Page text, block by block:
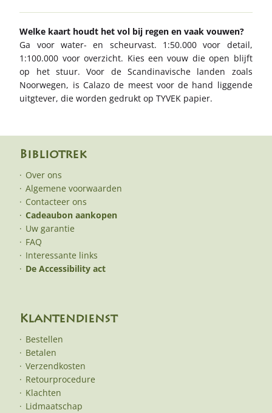
Welke kaart houdt het vol bij regen en vaak vouwen?
Ga voor water- en scheurvast. 1:50.000 voor detail,
1:100.000 voor overzicht. Kies een vouw die open blijft
op het stuur. Voor de Scandinavische landen zoals
Noorwegen, is Calazo de meest voor de hand liggende
uitgtever, die worden gedrukt op TYVEK papier.
Bibliotrek
Over ons
Algemene voorwaarden
Contacteer ons
Cadeaubon aankopen
Uw garantie
FAQ
Interessante links
De Accessibility act
Klantendienst
Bestellen
Betalen
Verzendkosten
Retourprocedure
Klachten
Lidmaatschap